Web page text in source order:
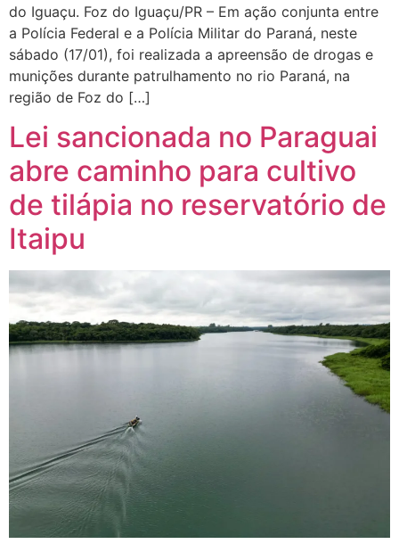
do Iguaçu. Foz do Iguaçu/PR – Em ação conjunta entre
a Polícia Federal e a Polícia Militar do Paraná, neste
sábado (17/01), foi realizada a apreensão de drogas e
munições durante patrulhamento no rio Paraná, na
região de Foz do […]
Lei sancionada no Paraguai
abre caminho para cultivo
de tilápia no reservatório de
Itaipu